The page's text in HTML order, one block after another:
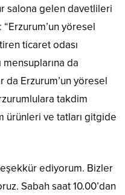
salona gelen davetlileri
yöresel
ticaret odası
da
Erzurum’un yöresel
takdim
ürünleri ve tatları gitgide
ediyorum. Bizler
Sabah saat 10.00’dan